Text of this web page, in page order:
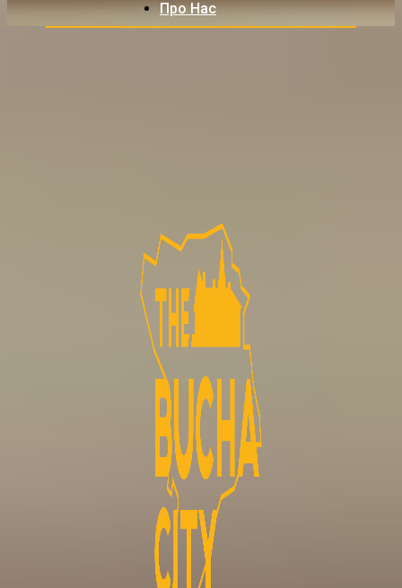
Про Нас